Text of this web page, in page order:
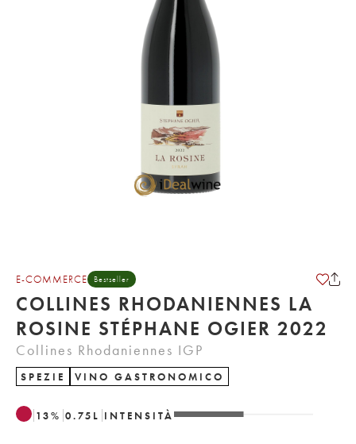
E-COMMERCE Bestseller
COLLINES RHODANIENNES LA
ROSINE STÉPHANE OGIER 2022
Collines Rhodaniennes IGP
SPEZIE VINO GASTRONOMICO
13% 0.75 L INTENSITÀ